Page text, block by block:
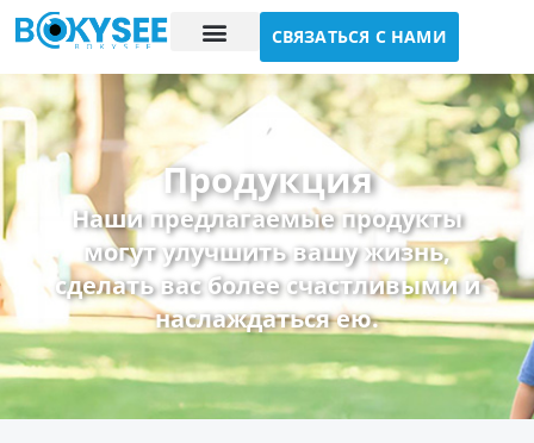
СВЯЗАТЬСЯ С НАМИ
Продукция
Наши предлагаемые продукты
могут улучшить вашу жизнь,
сделать вас более счастливыми и
наслаждаться ею.